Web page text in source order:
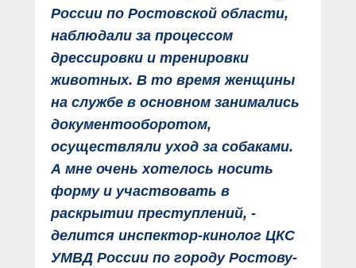
России по Ростовской области,
наблюдали за процессом
дрессировки и тренировки
животных. В то время женщины
на службе в основном занимались
документооборотом,
осуществляли уход за собаками.
А мне очень хотелось носить
форму и участвовать в
раскрытии преступлений, -
делится инспектор-кинолог ЦКС
УМВД России по городу Ростову-